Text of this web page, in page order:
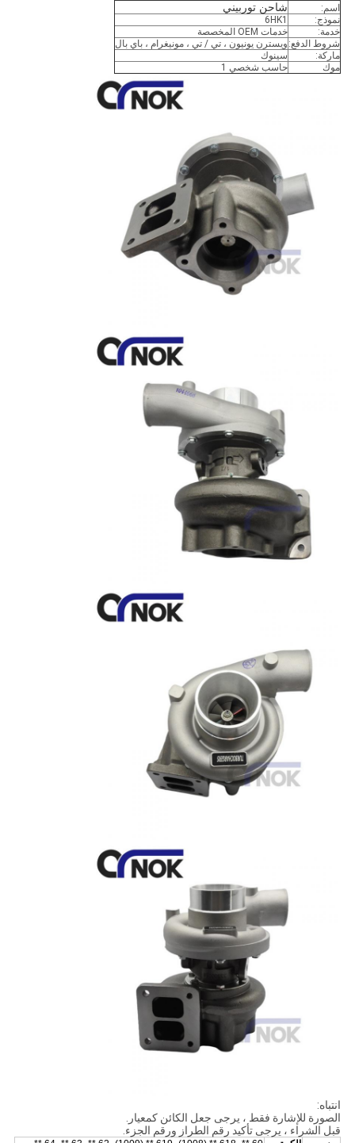
اسم: شاحن توربيني
نموذج:
6HK1
خدمة:
خدمات OEM المخصصة
شروط الدفع: ويسترن يونيون ، تي / تي ، مونيغرام ، باي بال
ماركة:
سينوك
موك
حاسب شخصي 1
انتباه:
الصورة للإشارة فقط ، يرجى جعل الكائن كمعيار.
قبل الشراء ، يرجى تأكيد رقم الطراز ورقم الجزء.